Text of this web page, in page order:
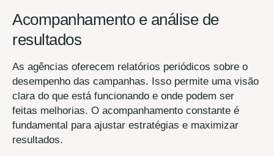
Acompanhamento e análise de
resultados
As agências oferecem relatórios periódicos sobre o
desempenho das campanhas. Isso permite uma visão
clara do que está funcionando e onde podem ser
feitas melhorias. O acompanhamento constante é
fundamental para ajustar estratégias e maximizar
resultados.